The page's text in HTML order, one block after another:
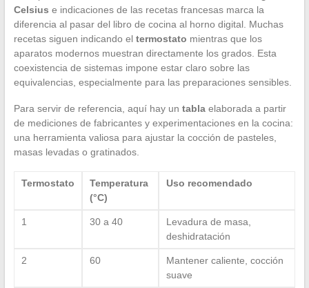
Celsius e indicaciones de las recetas francesas marca la
diferencia al pasar del libro de cocina al horno digital. Muchas
recetas siguen indicando el termostato mientras que los
aparatos modernos muestran directamente los grados. Esta
coexistencia de sistemas impone estar claro sobre las
equivalencias, especialmente para las preparaciones sensibles.
Para servir de referencia, aquí hay un tablaelaborada a partir
de mediciones de fabricantes y experimentaciones en la cocina:
una herramienta valiosa para ajustar la cocción de pasteles,
masas levadas o gratinados.
Termostato
Temperatura
(°C)
Uso recomendado
1 30 a 40
Levadura de masa,
deshidratación
2 60
Mantener caliente, cocción
suave